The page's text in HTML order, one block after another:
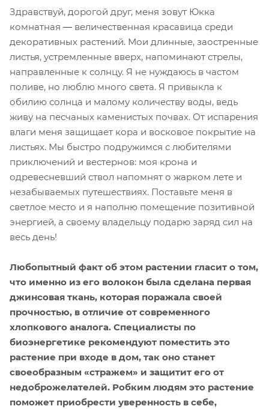
Здравствуй, дорогой друг, меня зовут Юкка
комнатная — величественная красавица среди
декоративных растений. Мои длинные, заостренные
листья, устремленные вверх, напоминают стрелы,
направленные к солнцу. Я не нуждаюсь в частом
поливе, но люблю много света. Я привыкла к
обилию солнца и малому количеству воды, ведь
живу на песчаных каменистых почвах. От испарения
влаги меня защищает кора и восковое покрытие на
листьях. Мы быстро подружимся с любителями
приключений и вестернов: моя крона и
одревесневший ствол напомнят о жарком лете и
незабываемых путешествиях. Поставьте меня в
светлое место и я наполню помещение позитивной
энергией, а своему владельцу подарю заряд сил на
весь день!
Любопытный факт об этом растении гласит о том,
что именно из его волокон была сделана первая
джинсовая ткань, которая поражала своей
прочностью, в отличие от современного
хлопкового аналога. Специалисты по
биоэнергетике рекомендуют поместить это
растение при входе в дом, так оно станет
своеобразным «стражем» и защитит его от
недоброжелателей. Робким людям это растение
поможет приобрести уверенность в себе,